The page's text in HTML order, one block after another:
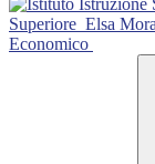
Superiore Elsa
Economico